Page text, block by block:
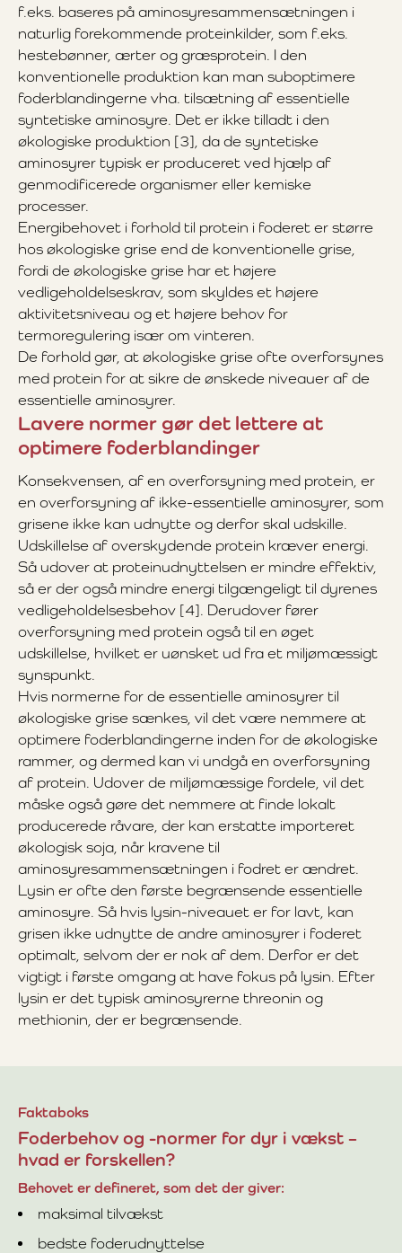
f.eks. baseres på aminosyresammensætningen i
naturlig forekommende proteinkilder, som f.eks.
hestebønner, ærter og græsprotein. I den
konventionelle produktion kan man suboptimere
foderblandingerne vha. tilsætning af essentielle
syntetiske aminosyre. Det er ikke tilladt i den
økologiske produktion [3], da de syntetiske
aminosyrer typisk er produceret ved hjælp af
genmodificerede organismer eller kemiske
processer.
Energibehovet i forhold til protein i foderet er større
hos økologiske grise end de konventionelle grise,
fordi de økologiske grise har et højere
vedligeholdelseskrav, som skyldes et højere
aktivitetsniveau og et højere behov for
termoregulering især om vinteren.
De forhold gør, at økologiske grise ofte overforsynes
med protein for at sikre de ønskede niveauer af de
essentielle aminosyrer.
Lavere normer gør det lettere at
optimere foderblandinger
Konsekvensen, af en overforsyning med protein, er
en overforsyning af ikke-essentielle aminosyrer, som
grisene ikke kan udnytte og derfor skal udskille.
Udskillelse af overskydende protein kræver energi.
Så udover at proteinudnyttelsen er mindre effektiv,
så er der også mindre energi tilgængeligt til dyrenes
vedligeholdelsesbehov [4]. Derudover fører
overforsyning med protein også til en øget
udskillelse, hvilket er uønsket ud fra et miljømæssigt
synspunkt.
Hvis normerne for de essentielle aminosyrer til
økologiske grise sænkes, vil det være nemmere at
optimere foderblandingerne inden for de økologiske
rammer, og dermed kan vi undgå en overforsyning
af protein. Udover de miljømæssige fordele, vil det
måske også gøre det nemmere at finde lokalt
producerede råvare, der kan erstatte importeret
økologisk soja, når kravene til
aminosyresammensætningen i fodret er ændret.
Lysin er ofte den første begrænsende essentielle
aminosyre. Så hvis lysin-niveauet er for lavt, kan
grisen ikke udnytte de andre aminosyrer i foderet
optimalt, selvom der er nok af dem. Derfor er det
vigtigt i første omgang at have fokus på lysin. Efter
lysin er det typisk aminosyrerne threonin og
methionin, der er begrænsende.
Faktaboks
Foderbehov og -normer for dyr i vækst –
hvad er forskellen?
Behovet er defineret, som det der giver:
maksimal tilvækst
bedste foderudnyttelse